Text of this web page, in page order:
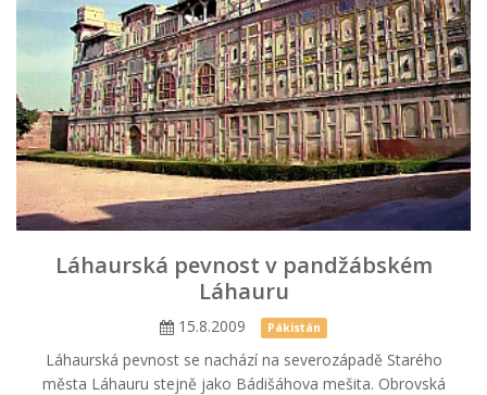
Láhaurská pevnost v pandžábském
Láhauru
15.8.2009 Pákistán
Láhaurská pevnost se nachází na severozápadě Starého
města Láhauru stejně jako Bádišáhova mešita. Obrovská